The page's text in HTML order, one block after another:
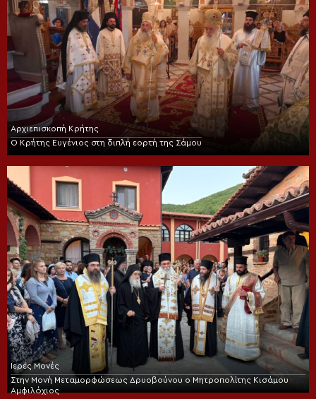
Αρχιεπισκοπή Κρήτης
Ο Κρήτης Ευγένιος στη διπλή εορτή της Σάμου
Ιερές Μονές
Στην Μονή Μεταμορφώσεως Δρυοβούνου ο Μητροπολίτης Κισάμου
Αμφιλόχιος